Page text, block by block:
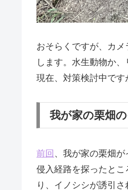
おそらくですが、カ
します。水生動物か
現在、対策検討中で
我が家の栗畑
前回 、我が家の栗畑
侵入経路を探ったと
り、イノシシが誘引さ